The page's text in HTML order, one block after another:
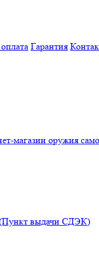
Гарантия
(Пункт выдачи СДЭК)